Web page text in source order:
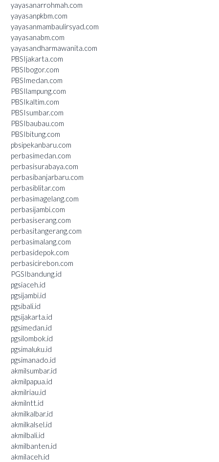
yayasanarrohmah.com
yayasanpkbm.com
yayasanmambaulirsyad.com
yayasanabm.com
yayasandharmawanita.com
PBSIjakarta.com
PBSIbogor.com
PBSImedan.com
PBSIlampung.com
PBSIkaltim.com
PBSIsumbar.com
PBSIbaubau.com
PBSIbitung.com
pbsipekanbaru.com
perbasimedan.com
perbasisurabaya.com
perbasibanjarbaru.com
perbasiblitar.com
perbasimagelang.com
perbasijambi.com
perbasiserang.com
perbasitangerang.com
perbasimalang.com
perbasidepok.com
perbasicirebon.com
PGSIbandung.id
pgsiaceh.id
pgsijambi.id
pgsibali.id
pgsijakarta.id
pgsimedan.id
pgsilombok.id
pgsimaluku.id
pgsimanado.id
akmilsumbar.id
akmilpapua.id
akmilriau.id
akmilntt.id
akmilkalbar.id
akmilkalsel.id
akmilbali.id
akmilbanten.id
akmilaceh.id